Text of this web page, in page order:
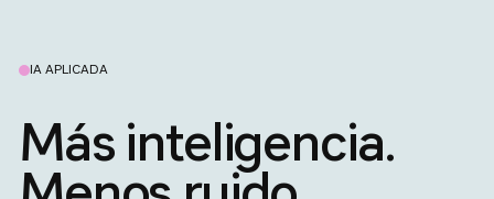
IA APLICADA
Más inteligencia.